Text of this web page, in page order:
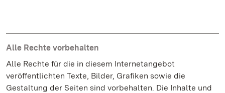
Alle Rechte vorbehalten
Alle Rechte für die in diesem Internetangebot
veröffentlichten Texte, Bilder, Grafiken sowie die
Gestaltung der Seiten sind vorbehalten. Die Inhalte und